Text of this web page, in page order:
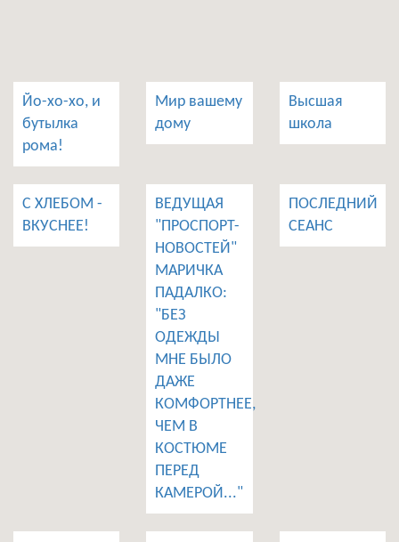
Йо-хо-хо, и
бутылка
рома!
Мир вашему
дому
Высшая
школа
С ХЛЕБОМ -
ВКУСНЕЕ!
ВЕДУЩАЯ
"ПРОСПОРТ-
НОВОСТЕЙ"
МАРИЧКА
ПАДАЛКО:
"БЕЗ
ОДЕЖДЫ
МНЕ БЫЛО
ДАЖЕ
КОМФОРТНЕЕ,
ЧЕМ В
КОСТЮМЕ
ПЕРЕД
КАМЕРОЙ..."
ПОСЛЕДНИЙ
СЕАНС